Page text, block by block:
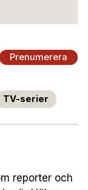
Prenumerera
TV-serier
reporter och